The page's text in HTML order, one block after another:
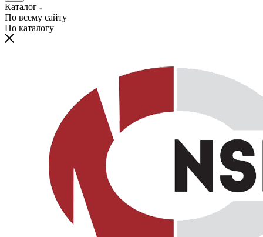
Каталог
По всему сайту
По каталогу